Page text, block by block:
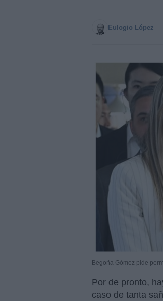
Eulogio López
Begoña Gómez pide
Por de pronto,
caso de tanta